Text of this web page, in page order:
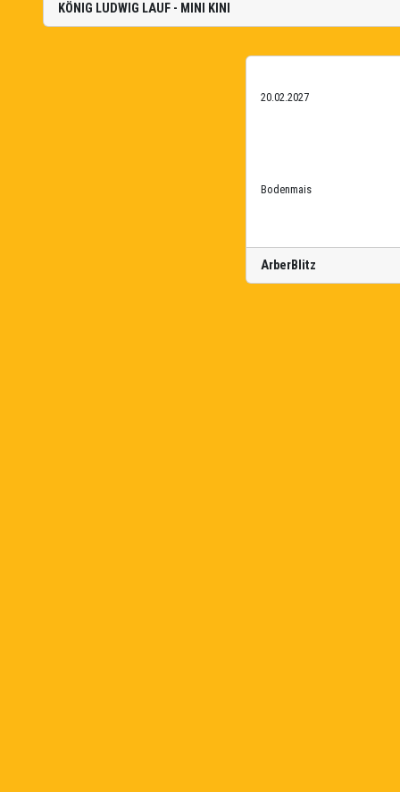
KÖNIG LUDWIG LAUF - MINI KINI
20.02.2027
Bodenmais
ArberBlitz